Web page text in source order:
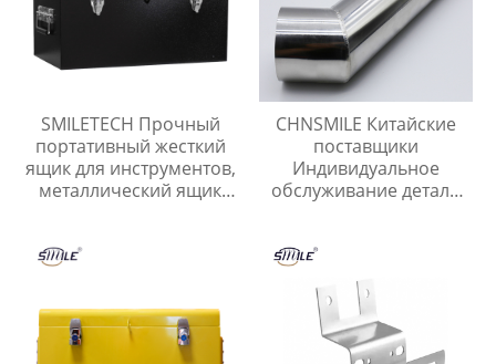
SMILETECH Прочный
портативный жесткий
ящик для инструментов,
металлический ящик
оборудования
CHNSMILE Китайские
поставщики
Индивидуальное
обслуживание детали